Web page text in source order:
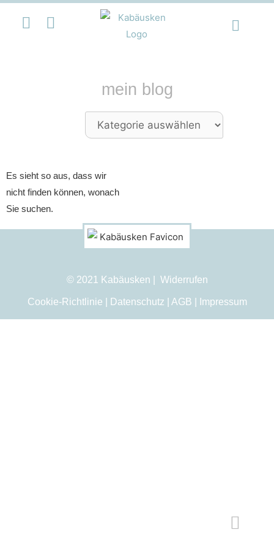
mein blog
Es sieht so aus, dass wir
nicht finden können, wonach
Sie suchen.
© 2021 Kabäusken | Widerrufen
Cookie-Richtlinie Datenschutz AGB Impressum